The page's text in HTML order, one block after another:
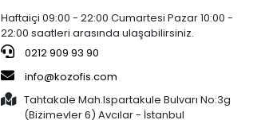
Haftaiçi 09:00 - 22:00 Cumartesi Pazar 10:00 -
22:00 saatleri arasında ulaşabilirsiniz.
0212 909 93 90
info@kozofis.com
Tahtakale Mah.Ispartakule Bulvarı No:3g
(Bizimevler 6) Avcılar - İstanbul